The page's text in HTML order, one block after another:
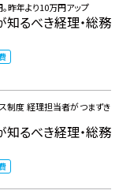
昨年より10万円アップ
るべき経理・総務
度 ――経理担当者がつまずき
るべき経理・総務